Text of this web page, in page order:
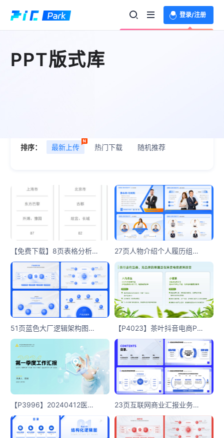
登录/注册
PPT版式库
排序： 最新上传 热门下载 随机推荐
【免费下载】8页表格分析模板分享 27页人物介绍个人履历组织架构部门团队成员风采展示多图PPT模板
51页蓝色大厂逻辑架构图一键换色含字体PPT模板 【P4023】茶叶抖音电商PPT内容版式
【P3996】20240412医疗个性设计内容页 23页互联网商业汇报业务逻辑图PPT模板